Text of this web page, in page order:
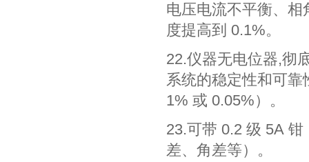
电压电流不平衡、
度提高到 0.1%。
22.仪器无电位器,彻
系统的稳定性和可
1% 或 0.05%）。
23.可带 0.2 级 5A
差、角差等）。